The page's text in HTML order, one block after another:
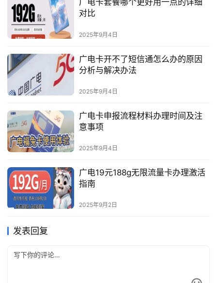
广电卡套餐哪个更好用一点的详细
对比
2025年9月4日
广电卡开不了短信通怎么办的原因
分析与解决办法
2025年9月4日
广电卡申报流程材料办理时间及注
意事项
2025年9月4日
广电19元188g无限流量卡办理激活
指南
2025年9月2日
发表回复